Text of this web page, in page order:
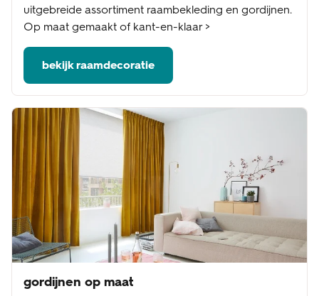
uitgebreide assortiment raambekleding en gordijnen.
Op maat gemaakt of kant-en-klaar >
bekijk raamdecoratie
gordijnen op maat